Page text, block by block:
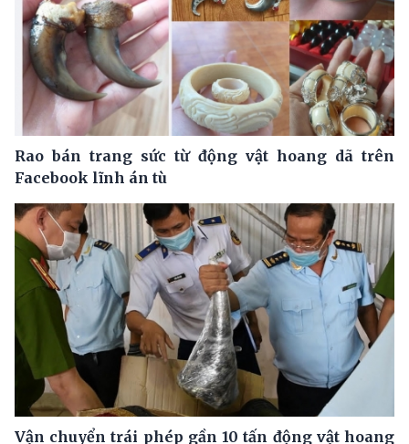
Rao bán trang sức từ động vật hoang dã trên
Facebook lĩnh án tù
Vận chuyển trái phép gần 10 tấn động vật hoang